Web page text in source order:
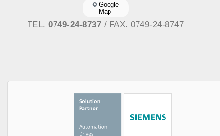
Google
Map
TEL.0749-24-8737 / FAX. 0749-24-8747